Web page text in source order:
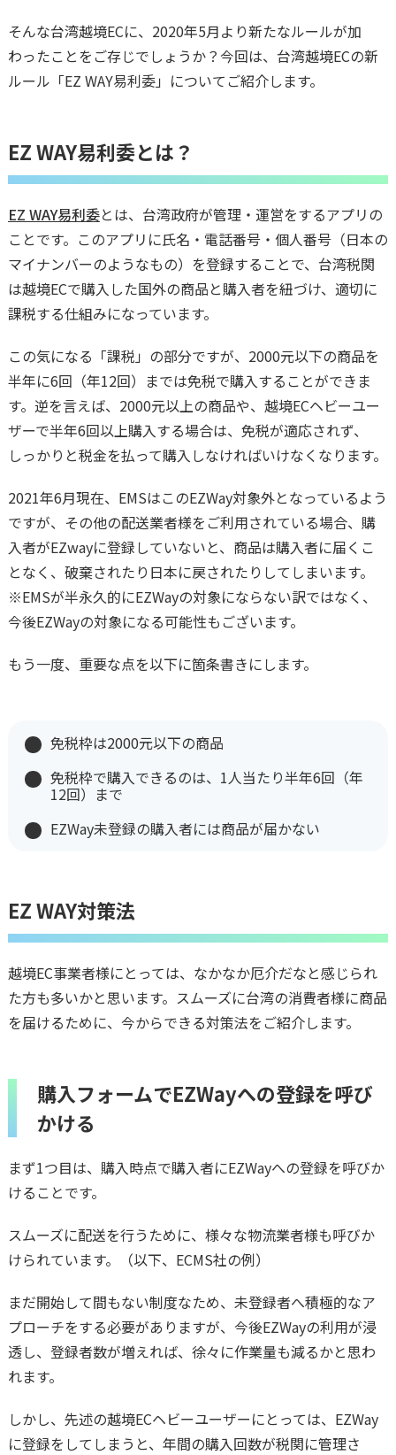
そんな台湾越境ECに、2020年5月より新たなルールが加
わったことをご存じでしょうか？今回は、台湾越境ECの新
ルール「EZ WAY易利委」についてご紹介します。
EZ WAY易利委とは？
EZ WAY易利委とは、台湾政府が管理・運営をするアプリの
ことです。このアプリに氏名・電話番号・個人番号（日本の
マイナンバーのようなもの）を登録することで、台湾税関
は越境ECで購入した国外の商品と購入者を紐づけ、適切に
課税する仕組みになっています。
この気になる「課税」の部分ですが、2000元以下の商品を
半年に6回（年12回）までは免税で購入することができま
す。逆を言えば、2000元以上の商品や、越境ECヘビーユー
ザーで半年6回以上購入する場合は、免税が適応されず、
しっかりと税金を払って購入しなければいけなくなります。
2021年6月現在、EMSはこのEZWay対象外となっているよう
ですが、その他の配送業者様をご利用されている場合、購
入者がEZwayに登録していないと、商品は購入者に届くこ
となく、破棄されたり日本に戻されたりしてしまいます。
※EMSが半永久的にEZWayの対象にならない訳ではなく、
今後EZWayの対象になる可能性もございます。
もう一度、重要な点を以下に箇条書きにします。
免税枠は2000元以下の商品
免税枠で購入できるのは、1人当たり半年6回（年
12回）まで
EZWay未登録の購入者には商品が届かない
EZ WAY対策法
越境EC事業者様にとっては、なかなか厄介だなと感じられ
た方も多いかと思います。スムーズに台湾の消費者様に商品
を届けるために、今からできる対策法をご紹介します。
購入フォームでEZWayへの登録を呼び
かける
まず1つ目は、購入時点で購入者にEZWayへの登録を呼びか
けることです。
スムーズに配送を行うために、様々な物流業者様も呼びか
けられています。（以下、ECMS社の例）
まだ開始して間もない制度なため、未登録者へ積極的なア
プローチをする必要がありますが、今後EZWayの利用が浸
透し、登録者数が増えれば、徐々に作業量も減るかと思わ
れます。
しかし、先述の越境ECヘビーユーザーにとっては、EZWay
に登録をしてしまうと、年間の購入回数が税関に管理さ